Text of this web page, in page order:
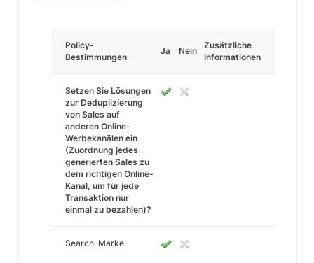
Policy-
Bestimmungen
Ja Nein
Zusätzliche
Informationen
Setzen Sie Lösungen
zur Deduplizierung
von Sales auf
anderen Online-
Werbekanälen ein
(Zuordnung jedes
generierten Sales zu
dem richtigen Online-
Kanal, um für jede
Transaktion nur
einmal zu bezahlen)?
Search, Marke